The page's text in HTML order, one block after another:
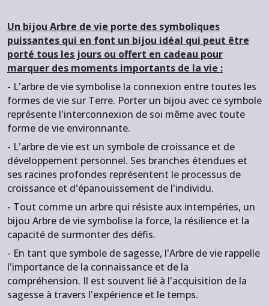
Un bijou Arbre de vie porte des symboliques
puissantes qui en font un bijou idéal qui peut être
porté tous les jours ou offert en cadeau pour
marquer des moments importants de la vie :
- L'arbre de vie symbolise la connexion entre toutes les
formes de vie sur Terre. Porter un bijou avec ce symbole
représente l'interconnexion de soi même avec toute
forme de vie environnante.
- L'arbre de vie est un symbole de croissance et de
développement personnel. Ses branches étendues et
ses racines profondes représentent le processus de
croissance et d'épanouissement de l'individu.
- Tout comme un arbre qui résiste aux intempéries, un
bijou Arbre de vie symbolise la force, la résilience et la
capacité de surmonter des défis.
- En tant que symbole de sagesse, l'Arbre de vie rappelle
l'importance de la connaissance et de la
compréhension. Il est souvent lié à l'acquisition de la
sagesse à travers l'expérience et le temps.